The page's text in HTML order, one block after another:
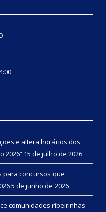
e altera horários dos
2026” 15 de julho de 2026
para concursos que
5 de junho de 2026
comunidades ribeirinhas